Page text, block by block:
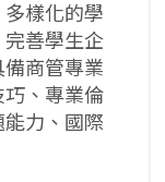
樣化的學
善學生企
商管專業
、專業倫
力、國際